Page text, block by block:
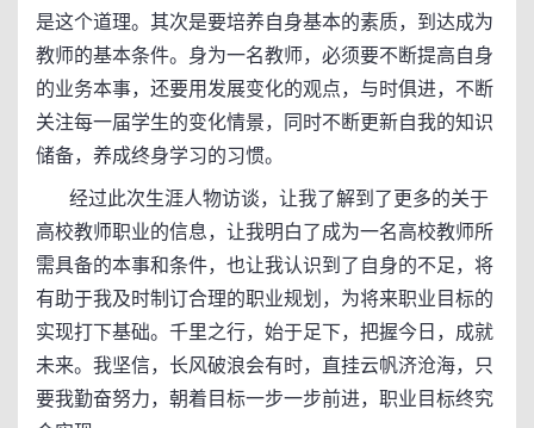
是这个道理。其次是要培养自身基本的素质，到达成为
教师的基本条件。身为一名教师，必须要不断提高自身
的业务本事，还要用发展变化的观点，与时俱进，不断
关注每一届学生的变化情景，同时不断更新自我的知识
储备，养成终身学习的习惯。
经过此次生涯人物访谈，让我了解到了更多的关于
高校教师职业的信息，让我明白了成为一名高校教师所
需具备的本事和条件，也让我认识到了自身的不足，将
有助于我及时制订合理的职业规划，为将来职业目标的
实现打下基础。千里之行，始于足下，把握今日，成就
未来。我坚信，长风破浪会有时，直挂云帆济沧海，只
要我勤奋努力，朝着目标一步一步前进，职业目标终究